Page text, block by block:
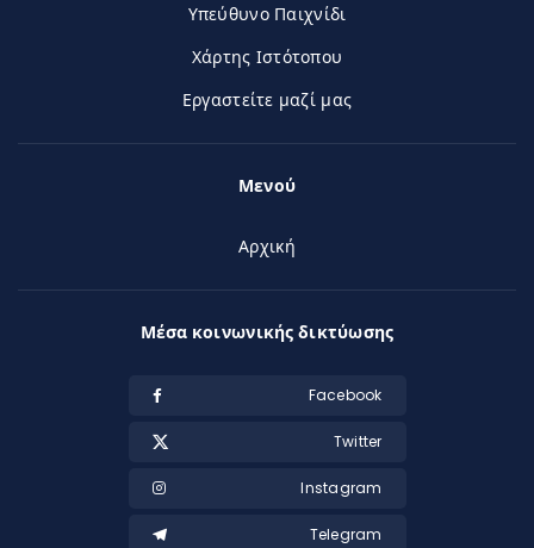
Υπεύθυνο Παιχνίδι
Χάρτης Ιστότοπου
Εργαστείτε μαζί μας
Μενού
Αρχική
Μέσα κοινωνικής δικτύωσης
Facebook
Twitter
Instagram
Telegram